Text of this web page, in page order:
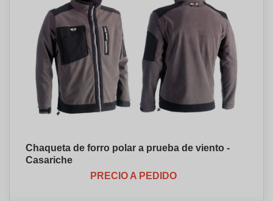
Chaqueta de forro polar a prueba de viento -
Casariche
PRECIO A PEDIDO